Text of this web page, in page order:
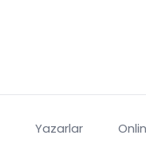
Yazarlar